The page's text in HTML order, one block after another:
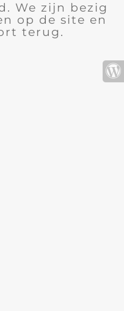
We zijn bezig
op de site en
terug.